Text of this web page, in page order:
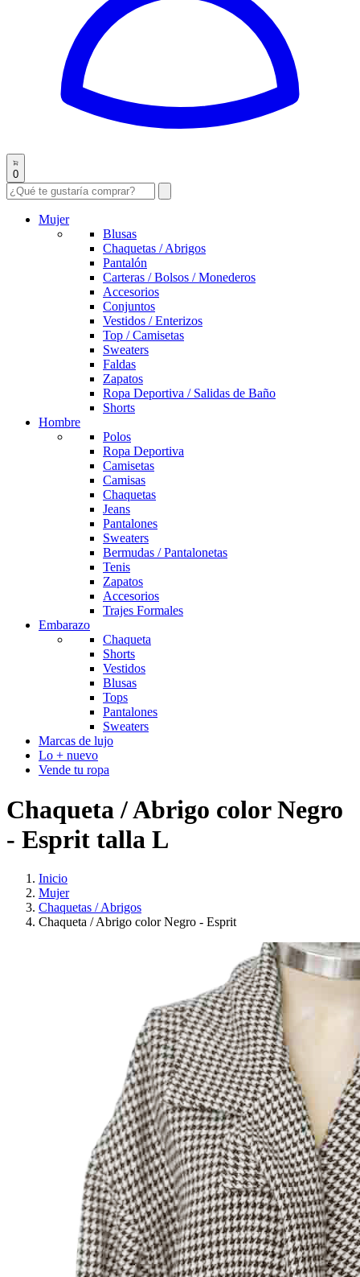
0
Mujer
Blusas
Chaquetas / Abrigos
Pantalón
Carteras / Bolsos / Monederos
Accesorios
Conjuntos
Vestidos / Enterizos
Top / Camisetas
Sweaters
Faldas
Zapatos
Ropa Deportiva / Salidas de Baño
Shorts
Hombre
Polos
Ropa Deportiva
Camisetas
Camisas
Chaquetas
Jeans
Pantalones
Sweaters
Bermudas / Pantalonetas
Tenis
Zapatos
Accesorios
Trajes Formales
Embarazo
Chaqueta
Shorts
Vestidos
Blusas
Tops
Pantalones
Sweaters
Marcas de lujo
Lo + nuevo
Vende tu ropa
Chaqueta / Abrigo color Negro
- Esprit talla L
Inicio
Mujer
Chaquetas / Abrigos
Chaqueta / Abrigo color Negro - Esprit